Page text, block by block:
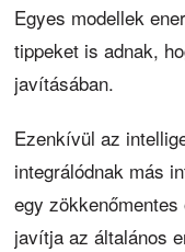
Egyes modellek
tippeket is adnak,
javításában.
Ezenkívül az
integrálódnak más
egy
javítja az általános